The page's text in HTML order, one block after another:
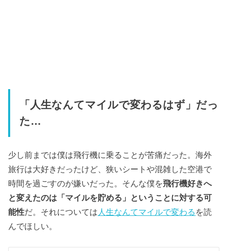
「人生なんてマイルで変わるはず」だっ
た…
少し前までは僕は飛行機に乗ることが苦痛だった。海外
旅行は大好きだったけど、狭いシートや混雑した空港で
時間を過ごすのが嫌いだった。そんな僕を飛行機好きへ
と変えたのは「マイルを貯める」ということに対する可
能性だ。それについては 人生なんてマイルで変わる を読
んでほしい。